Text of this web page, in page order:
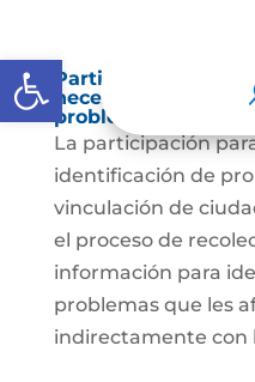
Abrir barra de
Participación para
necesidades e
problemas.
La participación
identificación de
vinculación de
el proceso de
información para
problemas que les
indirectamente con